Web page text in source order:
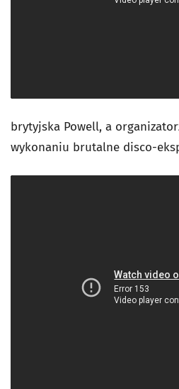
brytyjska Powell, a
wykonaniu brutalne disco-